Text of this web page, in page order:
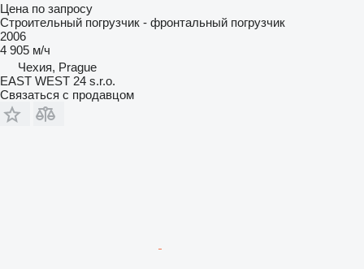
Цена по запросу
Строительный погрузчик - фронтальный погрузчик
2006
4 905 м/ч
Чехия, Prague
EAST WEST 24 s.r.o.
Связаться с продавцом